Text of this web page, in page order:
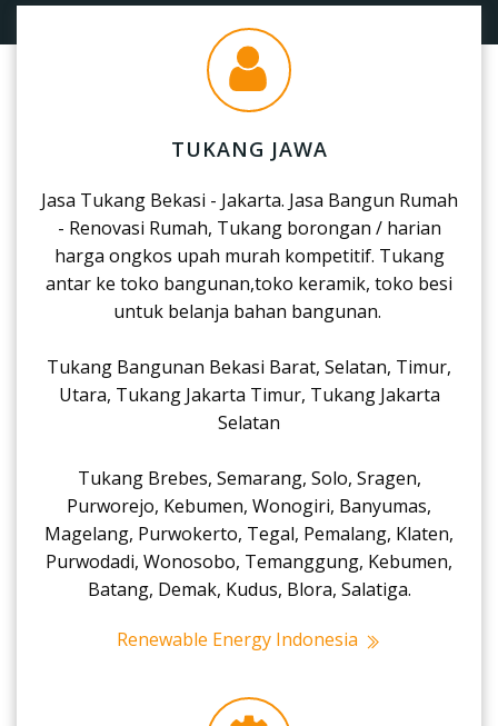
TUKANG JAWA
Jasa Tukang Bekasi - Jakarta. Jasa Bangun Rumah
- Renovasi Rumah, Tukang borongan / harian
harga ongkos upah murah kompetitif. Tukang
antar ke toko bangunan,toko keramik, toko besi
untuk belanja bahan bangunan.
Tukang Bangunan Bekasi Barat, Selatan, Timur,
Utara, Tukang Jakarta Timur, Tukang Jakarta
Selatan
Tukang Brebes, Semarang, Solo, Sragen,
Purworejo, Kebumen, Wonogiri, Banyumas,
Magelang, Purwokerto, Tegal, Pemalang, Klaten,
Purwodadi, Wonosobo, Temanggung, Kebumen,
Batang, Demak, Kudus, Blora, Salatiga.
Renewable Energy Indonesia